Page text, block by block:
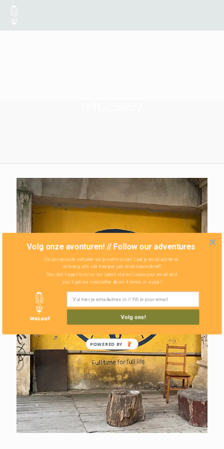
Volg onze avonturen! // Follow our adventures
Onze nieuwste verhalen wil je niet missen! Laat je email achter en
ontvang zo'n vier keer per jaar onze nieuwsbrief!
Volg ons!
You don't want to miss our latest stories! Leave your email and
you'll get our newsletter about 4 times in a year!
POWERED BY